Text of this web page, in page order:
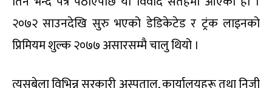
२०७२ साउनदेखि सुरु भएको डेडिकेटेड र ट्रंक लाइनको
प्रिमियम शुल्क २०७७ असारसम्मै चालु थियो ।